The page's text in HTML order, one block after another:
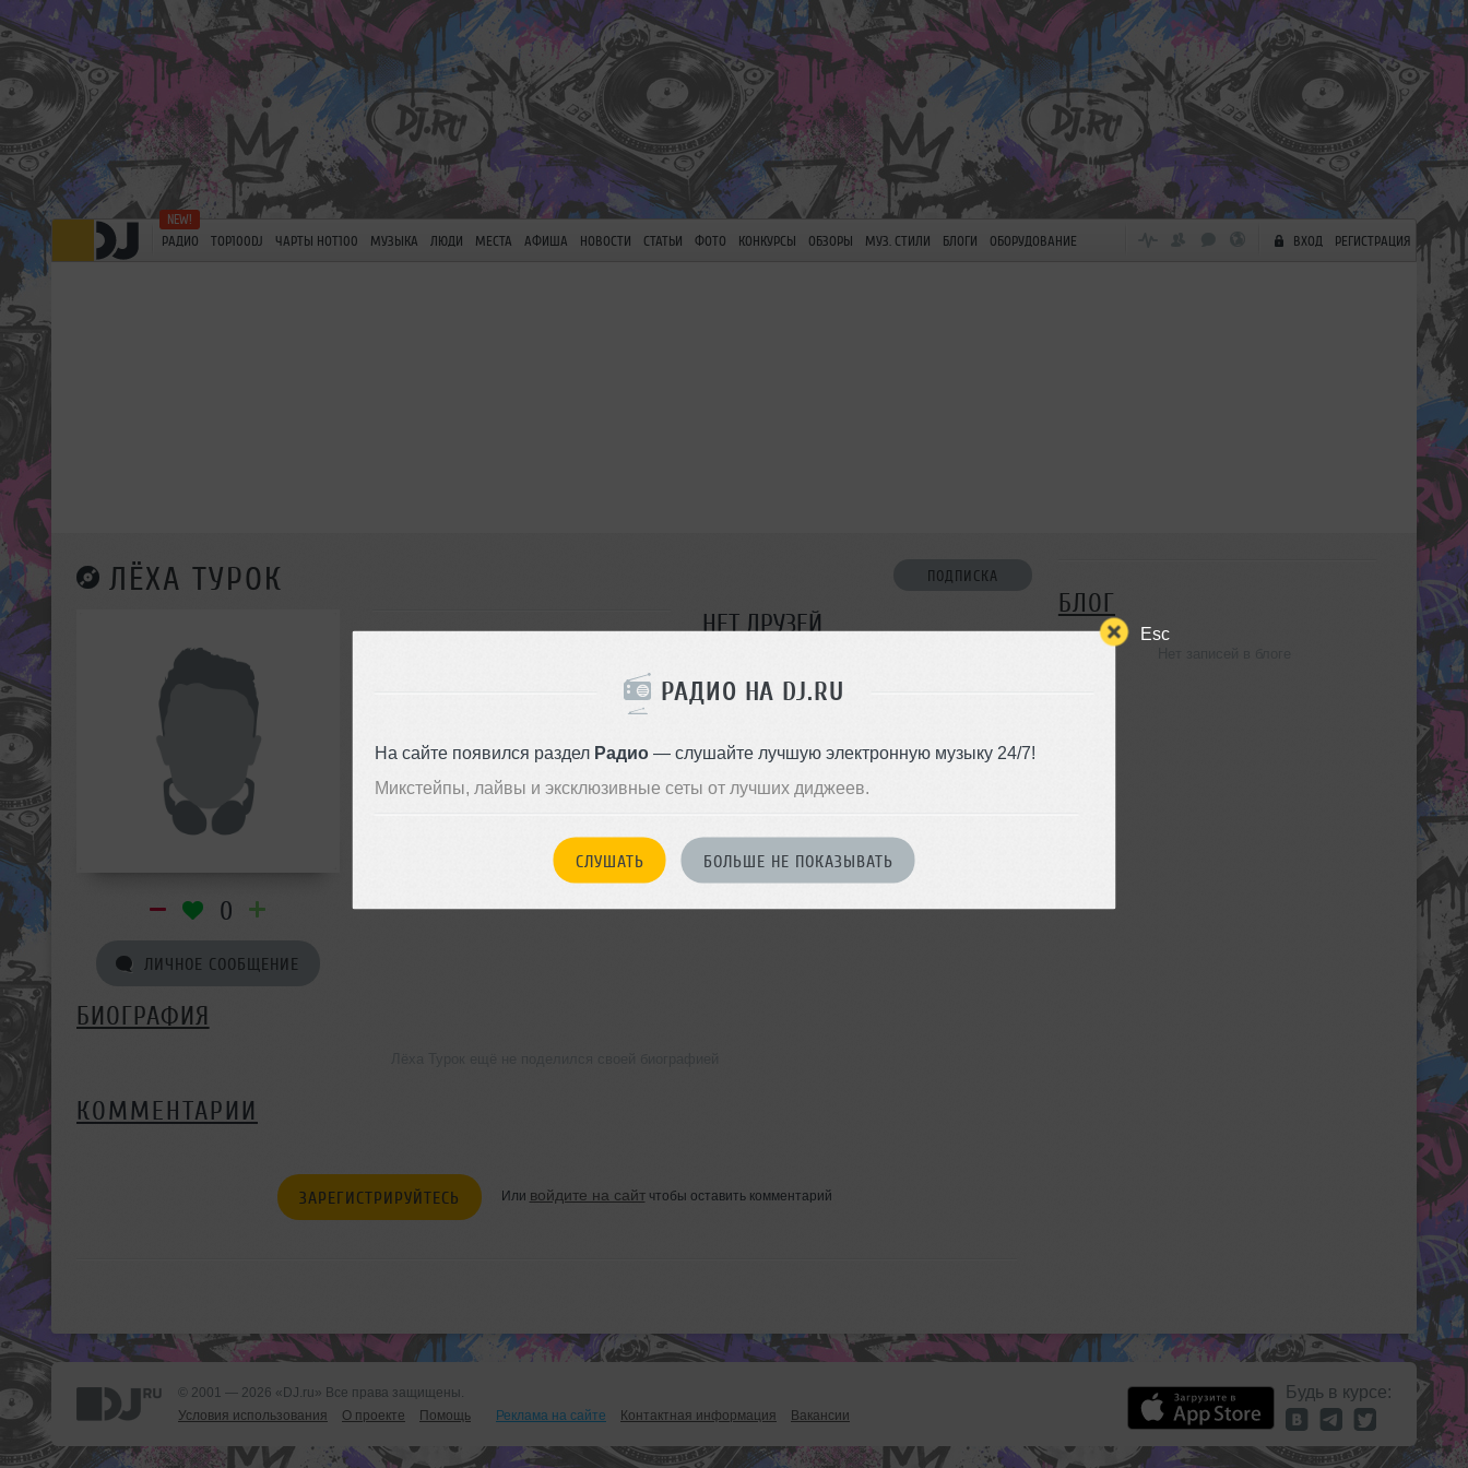
Esc
РАДИО НА DJ.RU
На сайте появился раздел Радио— слушайте лучшую электронную музыку 24/7!
Микстейпы, лайвы и эксклюзивные сеты от лучших диджеев.
СЛУШАТЬ БОЛЬШЕ НЕ ПОКАЗЫВАТЬ
РАДИО TOP100DJ ЧАРТЫ HOT100 МУЗЫКА ЛЮДИ МЕСТА АФИША НОВОСТИ СТАТЬИ ФОТО КОНКУРСЫ ОБЗОРЫ МУЗ. СТИЛИ БЛОГИ ОБОРУДОВАНИЕ ВХОД РЕГИСТРАЦИЯ
ЛЁХА ТУРОК ПОДПИСКА
0
ЛИЧНОЕ СООБЩЕНИЕ
НЕТ ДРУЗЕЙ
БИОГРАФИЯ
КОММЕНТАРИИ
ЗАРЕГИСТРИРУЙТЕСЬ Или войдите на сайтчтобы оставить комментарий
БЛОГ
© 2001 — 2026 «DJ.ru» Все права защищены.
Условия использования
О проекте Помощь Реклама на сайте Контактная информация Вакансии
Будь в курсе: